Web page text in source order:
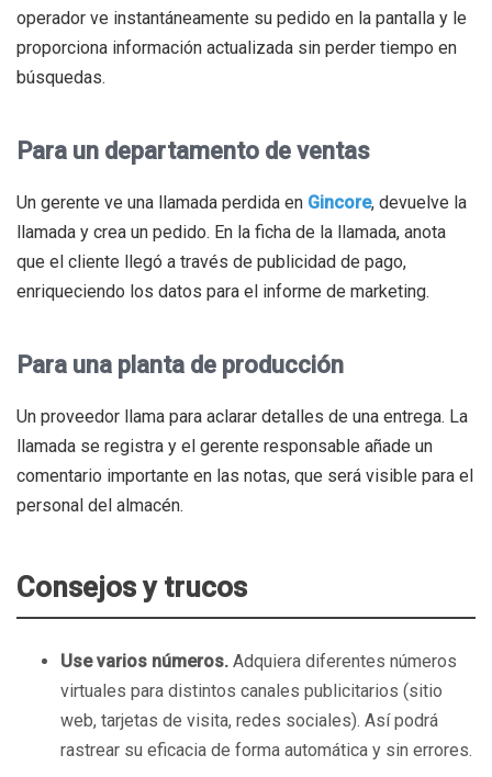
operador ve instantáneamente su pedido en la pantalla y le
proporciona información actualizada sin perder tiempo en
búsquedas.
Para un departamento de ventas
Un gerente ve una llamada perdida en Gincore, devuelve la
llamada y crea un pedido. En la ficha de la llamada, anota
que el cliente llegó a través de publicidad de pago,
enriqueciendo los datos para el informe de marketing.
Para una planta de producción
Un proveedor llama para aclarar detalles de una entrega. La
llamada se registra y el gerente responsable añade un
comentario importante en las notas, que será visible para el
personal del almacén.
Consejos y trucos
Use varios números. Adquiera diferentes números
virtuales para distintos canales publicitarios (sitio
web, tarjetas de visita, redes sociales). Así podrá
rastrear su eficacia de forma automática y sin errores.